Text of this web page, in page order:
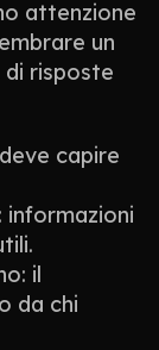
attenzione
un
risposte
capire
informazioni
il
da chi